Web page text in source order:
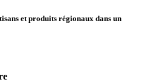
et produits régionaux dans un